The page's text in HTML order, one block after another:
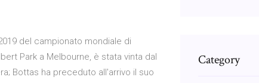
del campionato mondiale di
Park a Melbourne, è stata vinta dal
Bottas ha preceduto all'arrivo il suo
Category